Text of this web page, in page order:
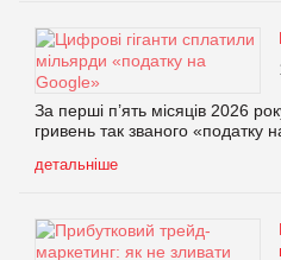
За перші п’ять місяців 2026
гривень так званого
детальніше